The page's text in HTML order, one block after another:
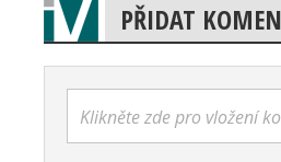
PŘIDAT
Klikněte zde pro vložení